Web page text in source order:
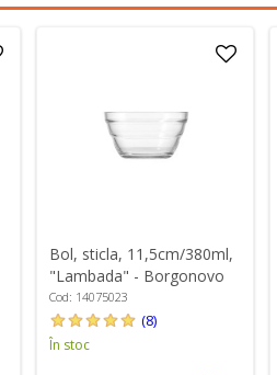
Bol, sticla, 11,5cm/380ml,
"Lambada" - Borgonovo
Cod: 14075023
(8)
În stoc